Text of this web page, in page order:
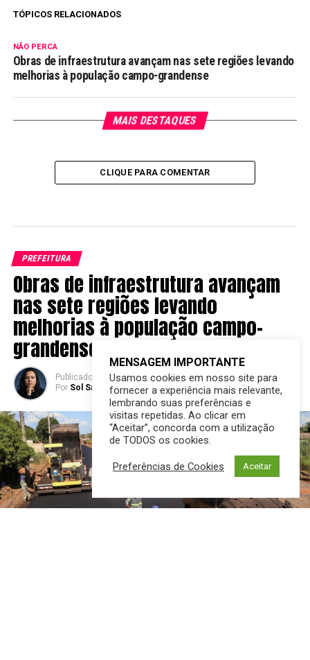
TÓPICOS RELACIONADOS
NÃO PERCA
Obras de infraestrutura avançam nas sete regiões levando
melhorias à população campo-grandense
MAIS DESTAQUES
CLIQUE PARA COMENTAR
PREFEITURA
Obras de infraestrutura avançam
nas sete regiões levando
melhorias à população campo-
grandense
Publicado 2 anos atrás em 26/11/2024
Por Sol Santandher/ Cesar ferreira
MENSAGEM IMPORTANTE
Usamos cookies em nosso site para
fornecer a experiência mais relevante,
lembrando suas preferências e
visitas repetidas. Ao clicar em
“Aceitar”, concorda com a utilização
de TODOS os cookies.
Preferências de Cookies Aceitar